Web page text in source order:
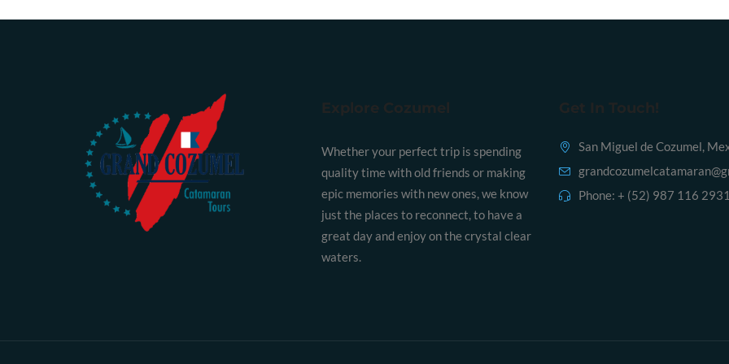
Explore Cozumel
Whether your perfect trip is spending
quality time with old friends or making
epic memories with new ones, we know
just the places to reconnect, to have a
great day and enjoy on the crystal clear
waters.
Get In Touch!
San Miguel de Cozumel,
Phone: + (52) 987 116 2931